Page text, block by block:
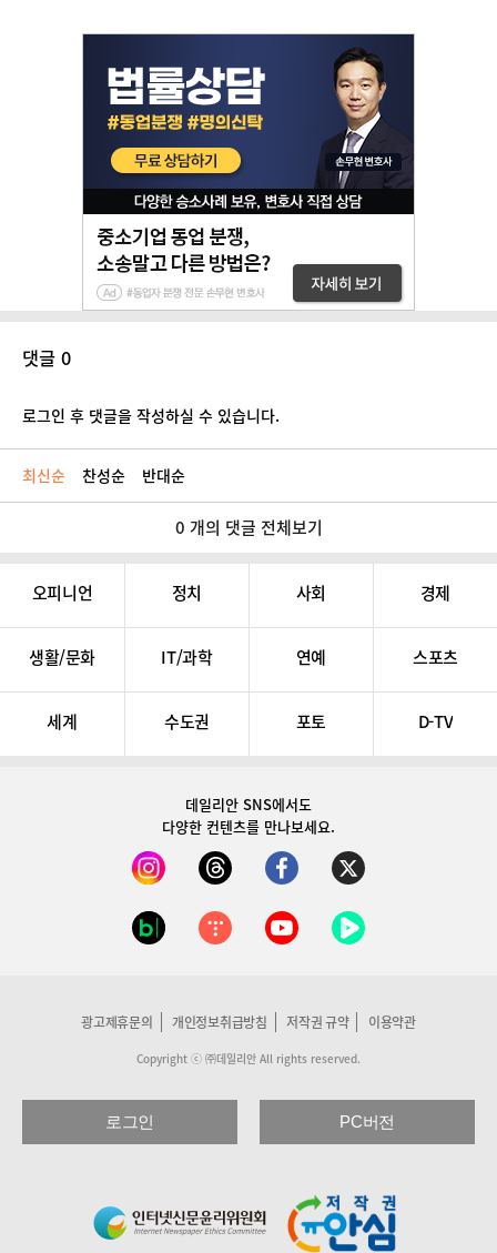
댓글 0
로그인 후 댓글을 작성하실 수 있습니다.
최신순 찬성순 반대순
0 개의 댓글 전체보기
오피니언 정치 사회 경제
생활/문화 IT/과학 연예 스포츠
세계 수도권 포토 D-TV
데일리안 SNS에서도
다양한 컨텐츠를 만나보세요.
광고제휴문의 개인정보취급방침 저작권 규약 이용약관
Copyright ⓒ ㈜데일리안 All rights reserved.
로그인 PC버전